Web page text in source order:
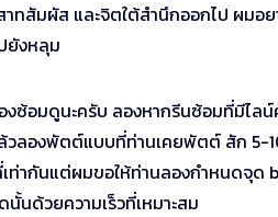
สาทสัมผัส และจิตใต้สำนึกออกไป ผ
ยังหลุม
งซ้อมดูนะครับ ลองหากรีนซ้อมที่มีไล
วลองพัตต์แบบที่ท่านเคยพัตต์ สัก 5-
ท่ากันแต่ผมขอให้ท่านลองกำหนดจุด
นด้วยความเร็วที่เหมาะสม